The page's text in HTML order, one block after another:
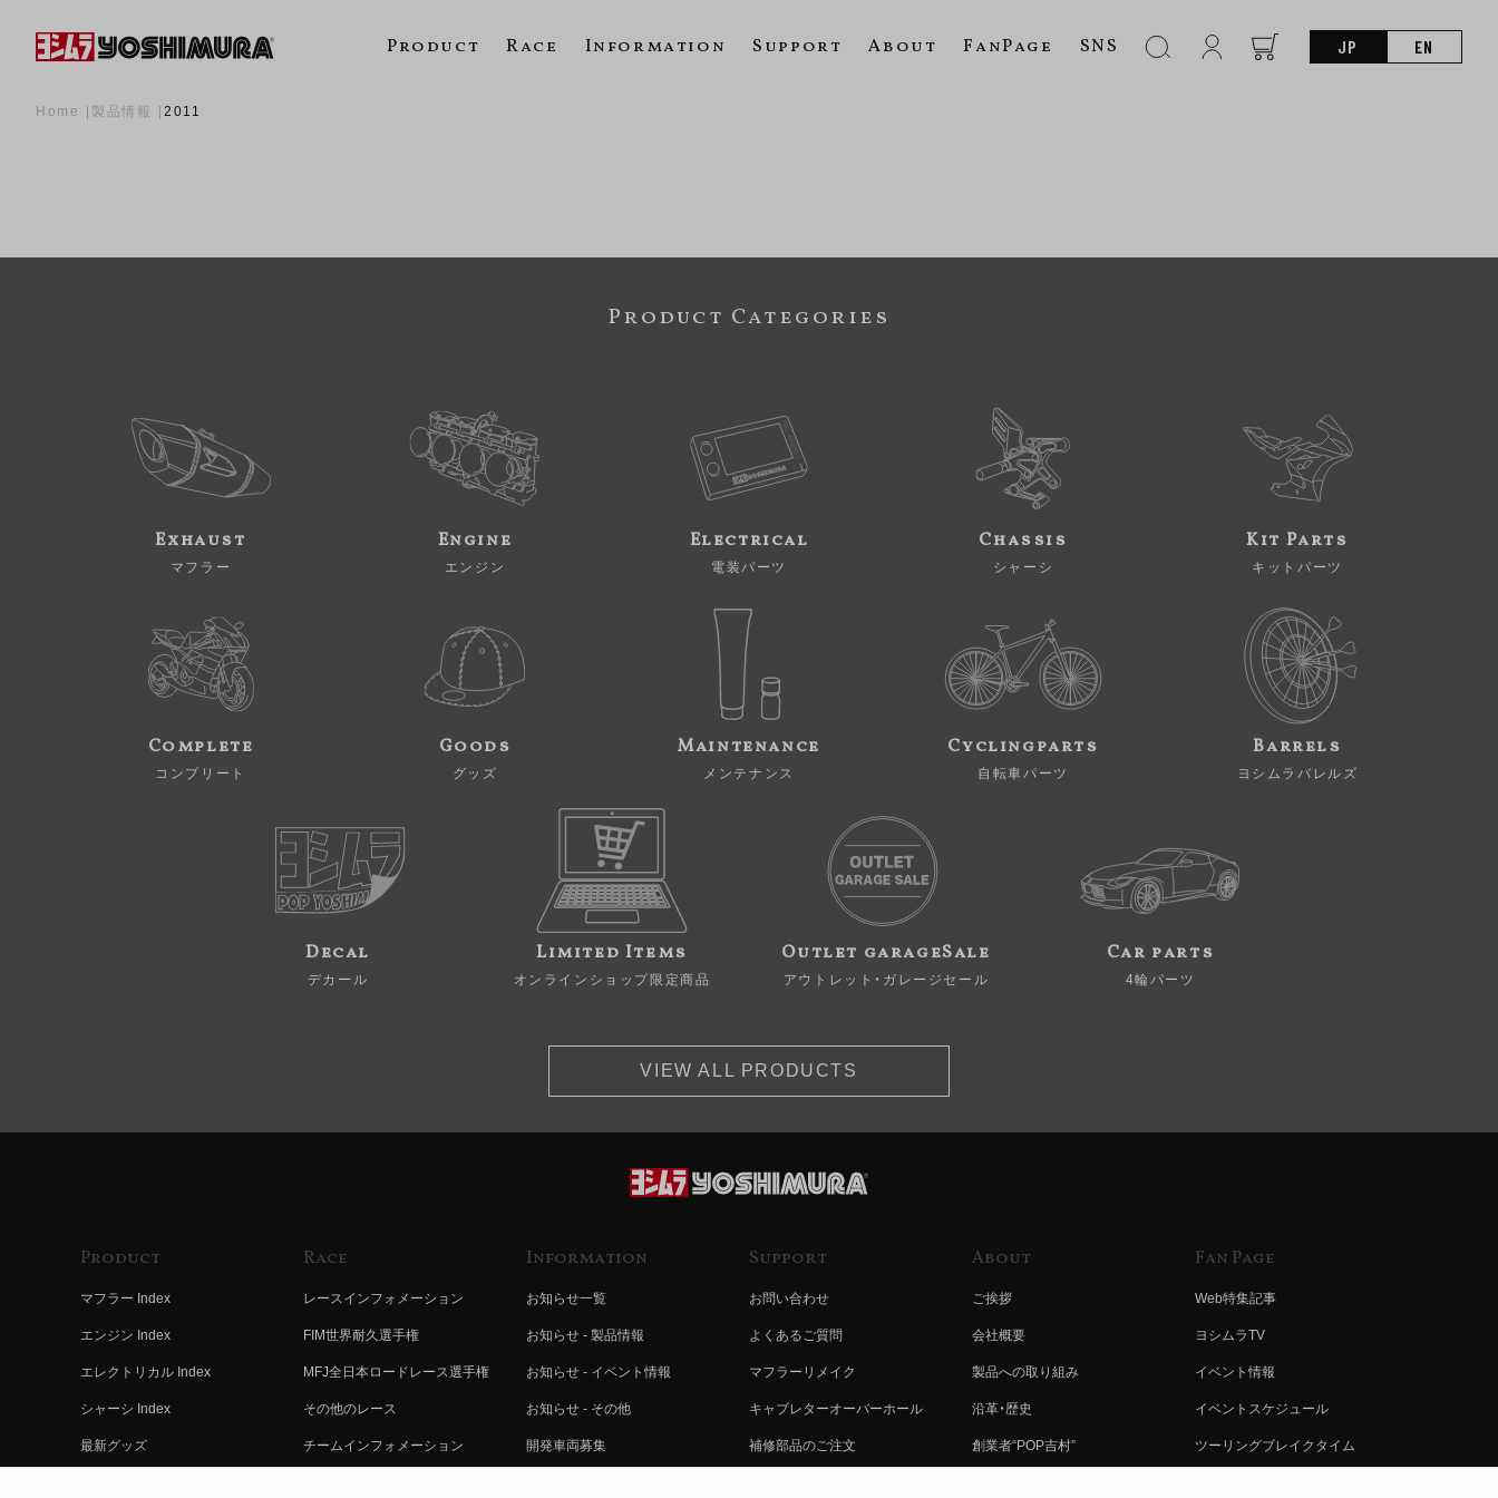
Product Race Information Support About FanPage SNS JP EN
Home 製品情報 2011
Product Categories
Exhaust
マフラー
Engine
エンジン
Electrical
電装パーツ
Chassis
シャーシ
Kit Parts
キットパーツ
Complete
コンプリート
Goods
グッズ
Maintenance
メンテナンス
Cyclingparts
自転車パーツ
Barrels
ヨシムラバレルズ
Decal
デカール
Limited Items
オンラインショップ限定商品
Outlet garageSale
アウトレット・ガレージセール
Car parts
4輪パーツ
VIEW ALL PRODUCTS
Product
マフラー Index
エンジン Index
エレクトリカル Index
シャーシ Index
最新グッズ
Race
レースインフォメーション
FIM世界耐久選手権
MFJ全日本ロードレース選手権
その他のレース
チームインフォメーション
Information
お知らせ一覧
お知らせ - 製品情報
お知らせ - イベント情報
お知らせ - その他
開発車両募集
Support
お問い合わせ
よくあるご質問
マフラーリメイク
キャブレターオーバーホール
補修部品のご注文
About
ご挨拶
会社概要
製品への取り組み
沿革・歴史
創業者“POP吉村”
Fan Page
Web特集記事
ヨシムラTV
イベント情報
イベントスケジュール
ツーリングブレイクタイム